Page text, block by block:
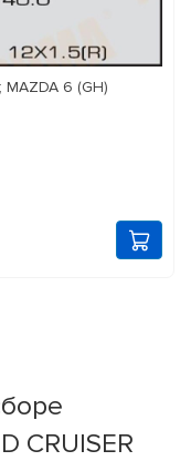
6 (GH)
CRUISER